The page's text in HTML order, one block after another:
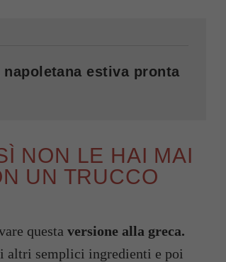
estiva pronta
NON LE HAI MAI
UN TRUCCO
questa versione alla greca.
altri semplici ingredienti e poi